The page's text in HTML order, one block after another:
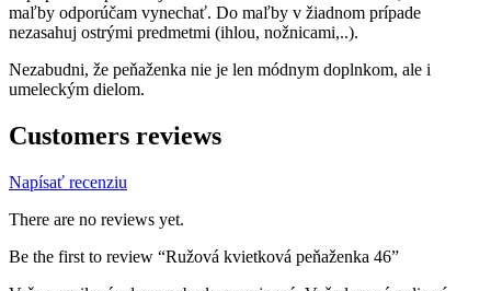
maľby odporúčam vynechať. Do maľby v žiadnom prípade
nezasahuj ostrými predmetmi (ihlou, nožnicami,..).
Nezabudni, že peňaženka nie je len módnym doplnkom, ale i
umeleckým dielom.
Customers reviews
Napísať recenziu
There are no reviews yet.
Be the first to review “Ružová kvietková peňaženka 46”